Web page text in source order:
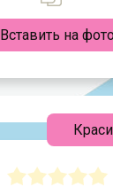
Вставить на